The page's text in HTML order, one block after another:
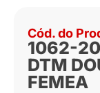
Cód. do
1062-
DTM
FEMEA